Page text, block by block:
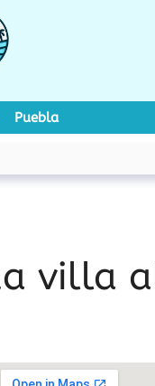
Puebla
villa